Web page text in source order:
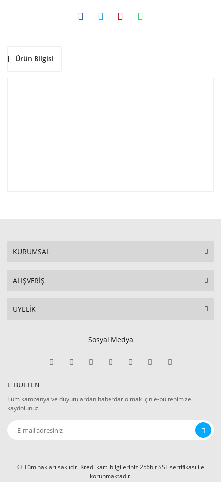
Ürün Bilgisi
KURUMSAL
ALIŞVERİŞ
ÜYELİK
Sosyal Medya
E-BÜLTEN
Tüm kampanya ve duyurulardan haberdar olmak için e-bültenimize
kaydolunuz.
© Tüm hakları saklıdır. Kredi kartı bilgileriniz 256bit SSL sertifikası ile
korunmaktadır.